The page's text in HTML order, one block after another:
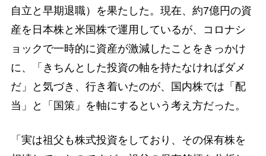
自立と早期退職）を果たした。現在、約7億円の資
産を日本株と米国株で運用しているが、コロナシ
ョックで一時的に資産が激減したことをきっかけ
に、「きちんとした投資の軸を持たなければダメ
だ」と気づき、行き着いたのが、国内株では「配
当」と「国策」を軸にするという考え方だった。
「実は祖父も株式投資をしており、その保有株を